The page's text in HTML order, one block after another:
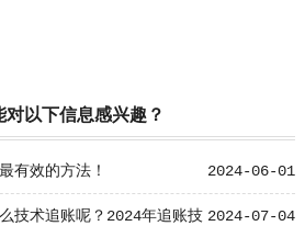
对以下信息感兴趣？
2024-06-01
有效的方法！
2024-07-04
技术追账呢？2024年追账技